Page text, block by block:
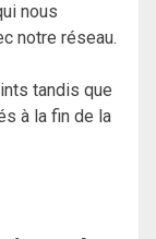
nous
notre réseau.
tandis que
à la fin de la